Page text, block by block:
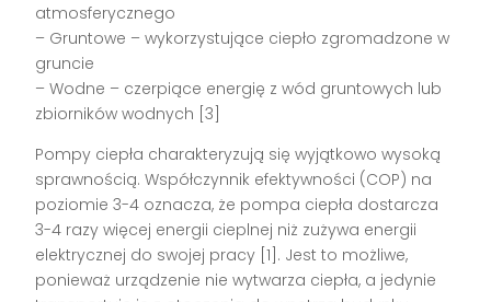
atmosferycznego
– Gruntowe – wykorzystujące ciepło zgromadzone w
gruncie
– Wodne – czerpiące energię z wód gruntowych lub
zbiorników wodnych [3]
Pompy ciepła charakteryzują się wyjątkowo wysoką
sprawnością. Współczynnik efektywności (COP) na
poziomie 3-4 oznacza, że pompa ciepła dostarcza
3-4 razy więcej energii cieplnej niż zużywa energii
elektrycznej do swojej pracy [1]. Jest to możliwe,
ponieważ urządzenie nie wytwarza ciepła, a jedynie